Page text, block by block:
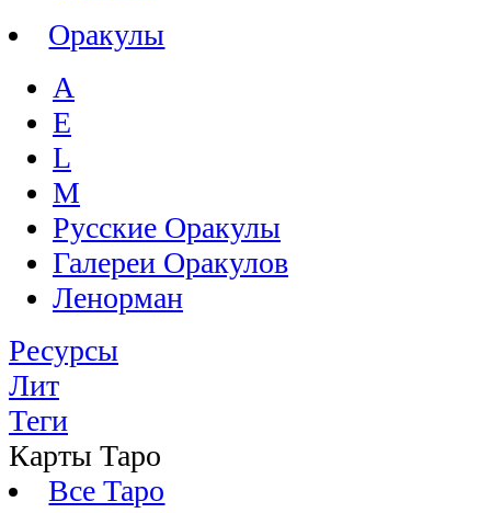
Оракулы
A
E
L
M
Русские Оракулы
Галереи Оракулов
Ленорман
Ресурсы
Лит
Теги
Карты Таро
Все Таро